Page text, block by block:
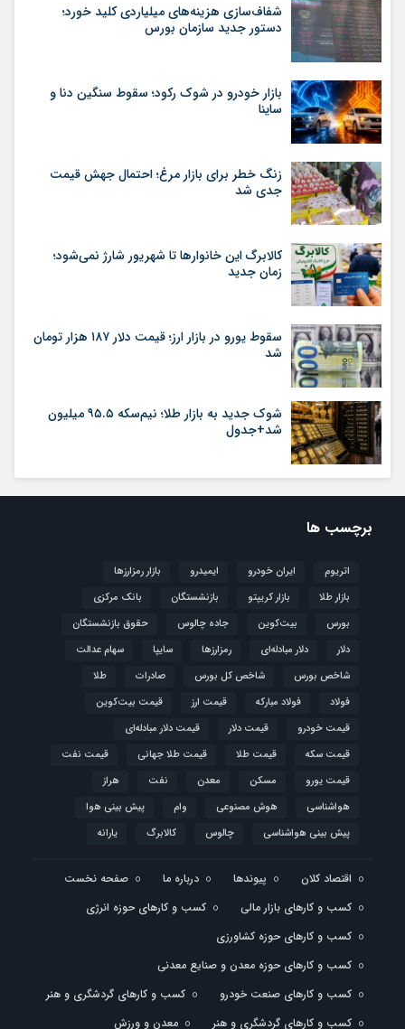
شفاف‌سازی هزینه‌های میلیاردی کلید خورد؛
دستور جدید سازمان بورس
بازار خودرو در شوک رکود؛ سقوط سنگین دنا و
ساینا
زنگ خطر برای بازار مرغ؛ احتمال جهش قیمت
جدی شد
کالابرگ این خانوارها تا شهریور شارژ نمی‌شود؛
زمان جدید
سقوط یورو در بازار ارز؛ قیمت دلار ۱۸۷ هزار تومان
شد
شوک جدید به بازار طلا؛ نیم‌سکه ۹۵.۵ میلیون
شد+جدول
برچسب ها
اتریوم ایران خودرو ایمیدرو
بازار رمزارزها
بازار طلا
بازار کریپتو بازنشستگان
بانک مرکزی
بورس
بیت‌کوین جاده چالوس
حقوق بازنشستگان
دلار
دلار مبادله‌ای رمزارزها سایپا
سهام عدالت
شاخص بورس
شاخص کل بورس صادرات
طلا
فولاد
فولاد مبارکه قیمت ارز
قیمت بیت‌کوین
قیمت خودرو
قیمت دلار
قیمت دلار مبادله‌ای
قیمت سکه
قیمت طلا قیمت طلا جهانی
قیمت نفت
قیمت یورو
مسکن معدن نفت
هراز
هواشناسی
هوش مصنوعی وام
پیش بینی هوا
پیش بینی هواشناسی
چالوس کالابرگ یارانه
اقتصاد کلان پیوندها درباره ما
صفحه نخست
کسب و کارهای بازار مالی
کسب و کارهای حوزه انرژی
کسب و کارهای حوزه کشاورزی
کسب و کارهای حوزه معدن و صنایع معدنی
کسب و کارهای صنعت خودرو
کسب و کارهای گردشگری و هنر
کسب و کارهای گردشگری و هنر
معدن و ورزش